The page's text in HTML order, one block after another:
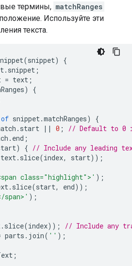
термины, matchRanges
Используйте эти
текста.
(snippet)
{
. snippet ;
= text ;
)
{
of snippet.matchRanges)
{
. start || 0 ;
// Default to 0
. end ;
) { // Include any leading
text. slice(index, start));
class="highlight">' );
. slice(start, end));
span>' );
. slice(index));
// Include any
parts . join( '' );
;